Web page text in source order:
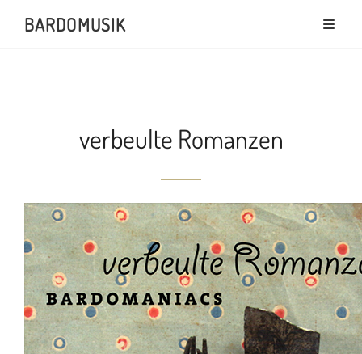
BARDOMUSIK
verbeulte Romanzen